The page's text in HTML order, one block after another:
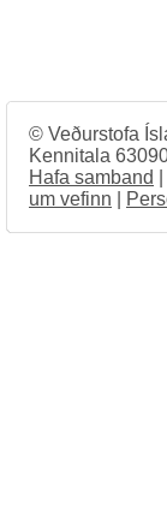
© Veðurstofa
Kennitala
Hafa samband
um vefinn